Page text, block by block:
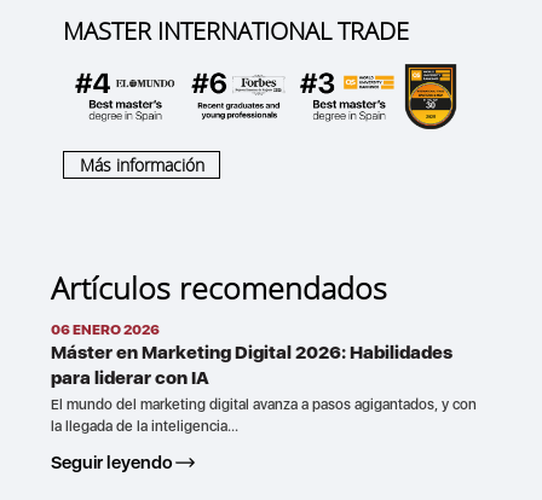
MASTER INTERNATIONAL TRADE
Más información
Artículos recomendados
06 ENERO 2026
Máster en Marketing Digital 2026: Habilidades
para liderar con IA
El mundo del marketing digital avanza a pasos agigantados, y con
la llegada de la inteligencia...
Seguir leyendo